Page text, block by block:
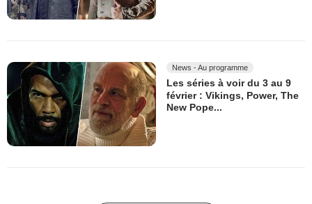
News - Au programme
Les séries à voir du 3 au 9
février : Vikings, Power, The
New Pope...